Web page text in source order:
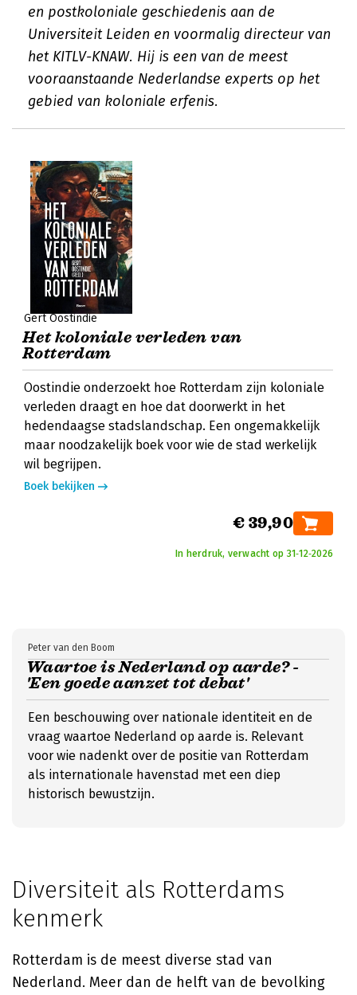
en postkoloniale geschiedenis aan de
Universiteit Leiden en voormalig directeur van
het KITLV-KNAW. Hij is een van de meest
vooraanstaande Nederlandse experts op het
gebied van koloniale erfenis.
Gert Oostindie
Het koloniale verleden van
Rotterdam
Oostindie onderzoekt hoe Rotterdam zijn koloniale
verleden draagt en hoe dat doorwerkt in het
hedendaagse stadslandschap. Een ongemakkelijk
maar noodzakelijk boek voor wie de stad werkelijk
wil begrijpen.
Boek bekijken
€ 39,90
In herdruk, verwacht op 31‑12‑2026
Waartoe is Nederland op aarde? -
'Een goede aanzet tot debat'
Peter van den Boom
Een beschouwing over nationale identiteit en de
vraag waartoe Nederland op aarde is. Relevant
voor wie nadenkt over de positie van Rotterdam
als internationale havenstad met een diep
historisch bewustzijn.
Diversiteit als Rotterdams
kenmerk
Rotterdam is de meest diverse stad van
Nederland. Meer dan de helft van de bevolking